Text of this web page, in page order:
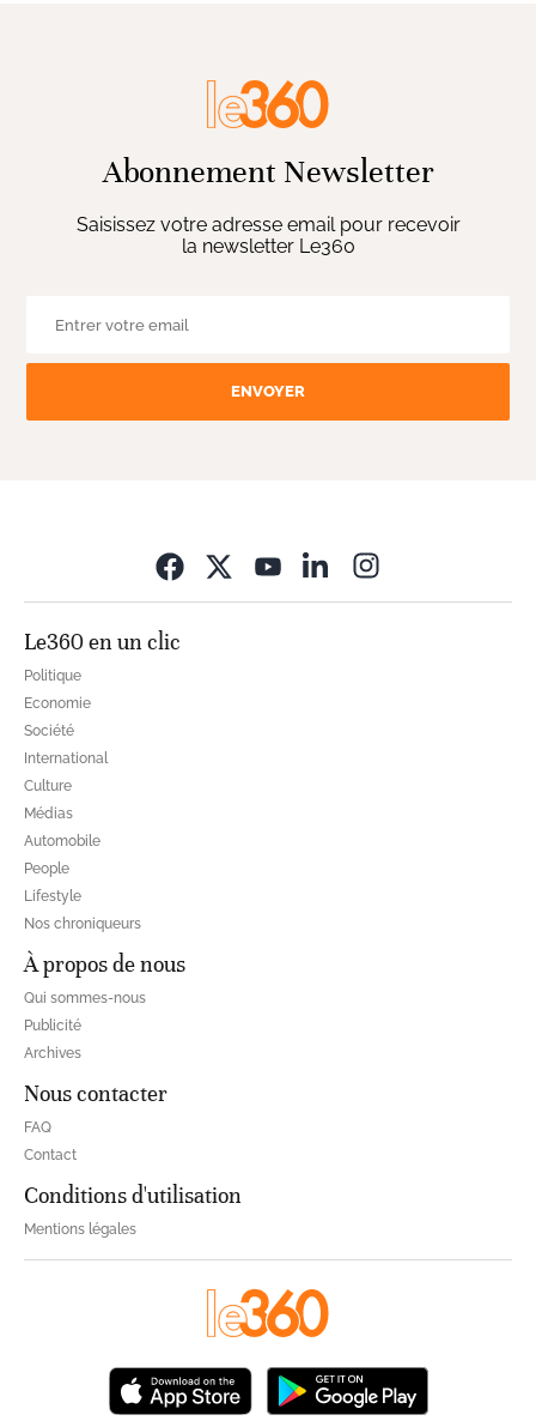
Abonnement Newsletter
Saisissez votre adresse email pour recevoir
la newsletter Le360
ENVOYER
Le360 en un clic
Politique
Economie
Société
International
Culture
Médias
Automobile
People
Lifestyle
Nos chroniqueurs
À propos de nous
Qui sommes-nous
Publicité
Archives
Nous contacter
FAQ
Contact
Conditions d'utilisation
Mentions légales